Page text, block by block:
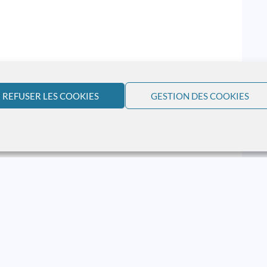
REFUSER LES COOKIES GESTION DES COOKIES